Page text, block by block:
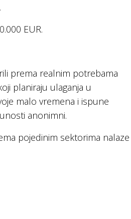
EUR.
prema realnim potrebama
planiraju ulaganja u
malo vremena i ispune
anonimni.
pojedinim sektorima nalaze